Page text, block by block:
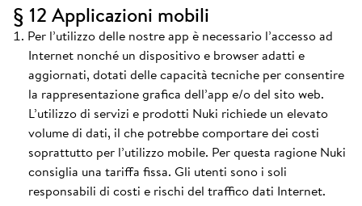
§ 12 Applicazioni mobili
Per l’utilizzo delle nostre app è necessario l’accesso ad
Internet nonché un dispositivo e browser adatti e
aggiornati, dotati delle capacità tecniche per consentire
la rappresentazione grafica dell’app e/o del sito web.
L’utilizzo di servizi e prodotti Nuki richiede un elevato
volume di dati, il che potrebbe comportare dei costi
soprattutto per l’utilizzo mobile. Per questa ragione Nuki
consiglia una tariffa fissa. Gli utenti sono i soli
responsabili di costi e rischi del traffico dati Internet.